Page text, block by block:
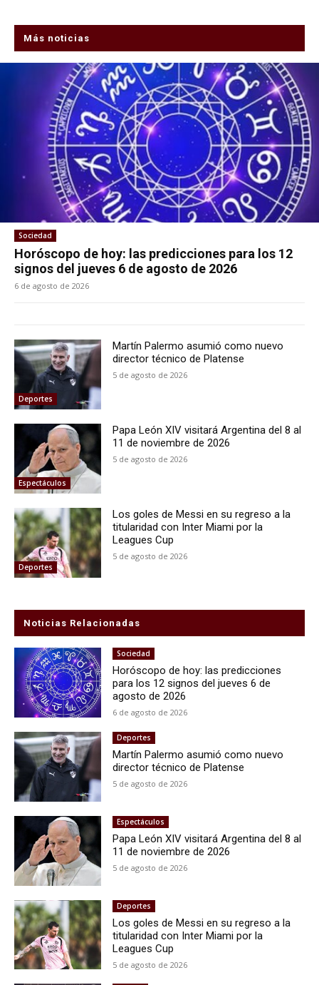
Más noticias
Sociedad
Horóscopo de hoy: las predicciones para los 12
signos del jueves 6 de agosto de 2026
6 de agosto de 2026
Deportes
Martín Palermo asumió como nuevo
director técnico de Platense
5 de agosto de 2026
Espectáculos
Papa León XIV visitará Argentina del 8 al
11 de noviembre de 2026
5 de agosto de 2026
Deportes
Los goles de Messi en su regreso a la
titularidad con Inter Miami por la
Leagues Cup
5 de agosto de 2026
Noticias Relacionadas
Sociedad
Horóscopo de hoy: las predicciones
para los 12 signos del jueves 6 de
agosto de 2026
6 de agosto de 2026
Deportes
Martín Palermo asumió como nuevo
director técnico de Platense
5 de agosto de 2026
Espectáculos
Papa León XIV visitará Argentina del 8 al
11 de noviembre de 2026
5 de agosto de 2026
Deportes
Los goles de Messi en su regreso a la
titularidad con Inter Miami por la
Leagues Cup
5 de agosto de 2026